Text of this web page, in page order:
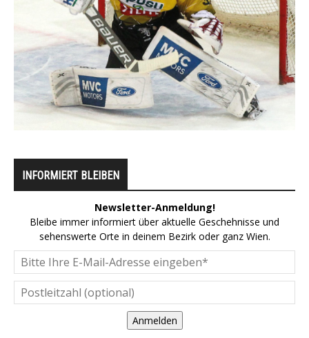
INFORMIERT BLEIBEN
Newsletter-Anmeldung!
Bleibe immer informiert über aktuelle Geschehnisse und
sehenswerte Orte in deinem Bezirk oder ganz Wien.
Anmelden